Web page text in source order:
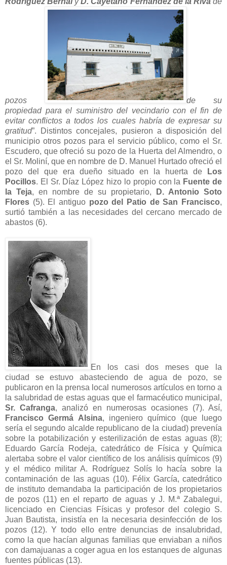
pozos
de su
propiedad para el suministro del vecindario con el fin de
evitar conflictos a todos los cuales habría de expresar su
gratitud”. Distintos concejales, pusieron a disposición del
municipio otros pozos para el servicio público, como el Sr.
Escudero, que ofreció su pozo de la Huerta del Almendro, o
el Sr. Moliní, que en nombre de D. Manuel Hurtado ofreció el
pozo del que era dueño situado en la huerta de
Los
Pocillos. El Sr. Díaz López hizo lo propio con la Fuente de
la Teja, en nombre de su propietario,
D. Antonio Soto
Flores (5). El antiguo pozo del Patio de San Francisco,
surtió también a las necesidades del cercano mercado de
abastos (6).
En los casi dos meses que la
ciudad se estuvo abasteciendo de agua de pozo, se
publicaron en la prensa local numerosos artículos en torno a
la salubridad de estas aguas que el farmacéutico municipal,
Sr. Cafranga, analizó en numerosas ocasiones (7). Así,
Francisco Germá Alsina, ingeniero químico (que luego
sería el segundo alcalde republicano de la ciudad) prevenía
sobre la potabilización y esterilización de estas aguas (8);
Eduardo García Rodeja, catedrático de Física y Química
alertaba sobre el valor científico de los análisis químicos (9)
y el médico militar A. Rodríguez Solís lo hacía sobre la
contaminación de las aguas (10). Félix García, catedrático
de instituto demandaba la participación de los propietarios
de pozos (11) en el reparto de aguas y J. M.ª Zabalegui,
licenciado en Ciencias Físicas y profesor del colegio S.
Juan Bautista, insistía en la necesaria desinfección de los
pozos (12). Y todo ello entre denuncias de insalubridad,
como la que hacían algunas familias que enviaban a niños
con damajuanas a coger agua en los estanques de algunas
fuentes públicas (13).